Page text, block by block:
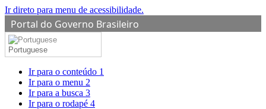
Ir direto para menu de acessibilidade.
Portal do Governo Brasileiro
Portuguese
Ir para o conteúdo 1
Ir para o menu 2
Ir para a busca 3
Ir para o rodapé 4